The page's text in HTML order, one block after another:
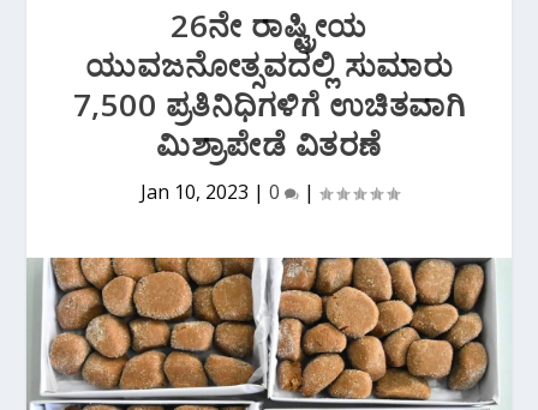
26ನೇ ರಾಷ್ಟ್ರೀಯ
ಯುವಜನೋತ್ಸವದಲ್ಲಿ ಸುಮಾರು
7,500 ಪ್ರತಿನಿಧಿಗಳಿಗೆ ಉಚಿತವಾಗಿ
ಮಿಶ್ರಾಪೇಡೆ ವಿತರಣೆ
Jan 10, 2023 | 0 |